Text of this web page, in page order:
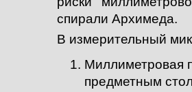
спирали Архимеда.
В измерительный
Миллиметровая
предметным